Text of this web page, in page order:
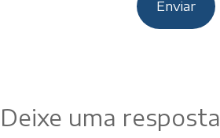
Deixe uma resposta